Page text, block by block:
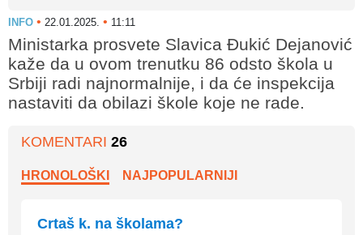
INFO • 22.01.2025. • 11:11
Ministarka prosvete Slavica Đukić Dejanović
kaže da u ovom trenutku 86 odsto škola u
Srbiji radi najnormalnije, i da će inspekcija
nastaviti da obilazi škole koje ne rade.
KOMENTARI 26
HRONOLOŠKI NAJPOPULARNIJI
Crtaš k. na školama?